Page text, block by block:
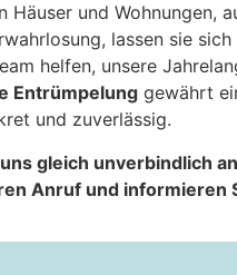
Häuser und Wohnungen,
lassen sie
helfen, unsere
Entrümpelung gewährt
und zuverlässig.
gleich unverbindlich
Anruf und informieren